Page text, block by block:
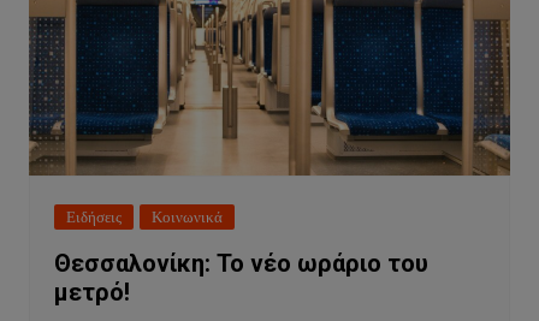
Ειδήσεις Κοινωνικά
Θεσσαλονίκη: Το νέο ωράριο του
μετρό!